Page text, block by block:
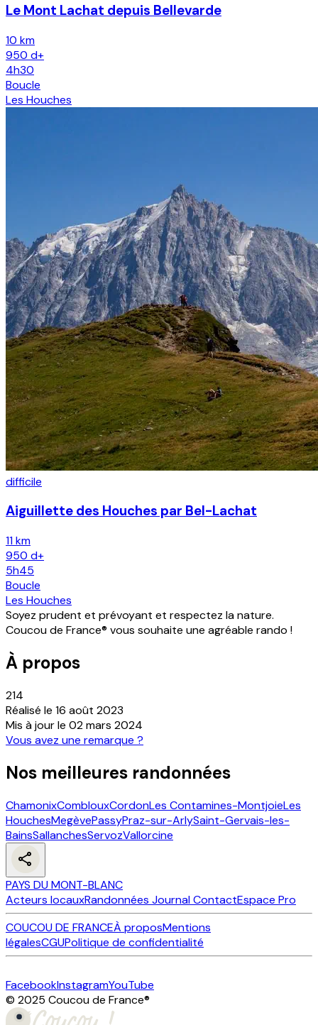
Le Mont Lachat depuis Bellevarde
10 km
950 d+
4h30
Boucle
Les Houches
difficile
Aiguillette des Houches par Bel-Lachat
11 km
950 d+
5h45
Boucle
Les Houches
Soyez prudent et prévoyant et respectez la nature.
Coucou de France® vous souhaite une agréable rando !
À propos
214
Réalisé le 16 août 2023
Mis à jour le 02 mars 2024
Vous avez une remarque ?
Nos meilleures randonnées
ChamonixComblouxCordonLes Contamines-MontjoieLes
HouchesMegèvePassyPraz-sur-ArlySaint-Gervais-les-
BainsSallanchesServozVallorcine
PAYS DU MONT-BLANC
Acteurs locauxRandonnées JournalContactEspace Pro
COUCOU DE FRANCEÀ proposMentions
légalesCGUPolitique de confidentialité
FacebookInstagramYouTube
© 2025 Coucou de France®